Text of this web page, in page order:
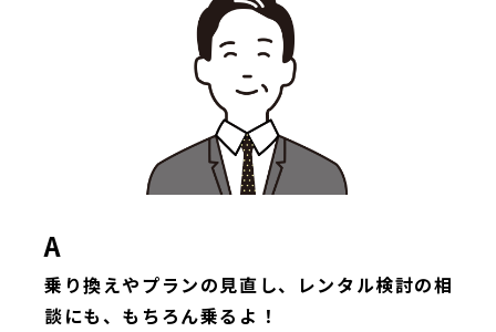
A
乗り換えやプランの見直し、レンタル検討の相
談にも、もちろん乗るよ！